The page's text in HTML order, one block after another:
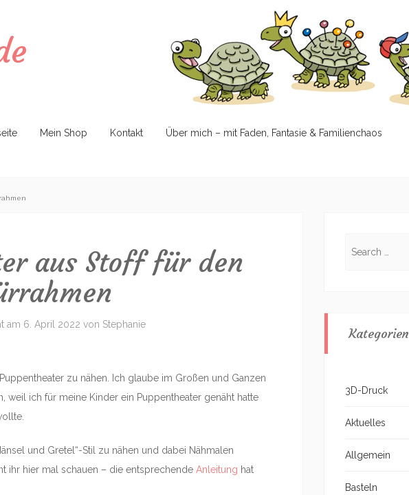
Mein Shop Kontakt Über mich – mit Faden, Fantasie & Familienchaos
aus Stoff für den
am 6. April 2022 von Stephanie
zu nähen. Ich glaube im Großen und Ganzen
weil ich für meine Kinder ein Puppentheater genäht hatte
und Gretel“-Stil zu nähen und dabei Nähmalen
ihr hier mal schauen – die entsprechende Anleitung hat
Kategorien
3D-Druck
Aktuelles
Allgemein
Basteln